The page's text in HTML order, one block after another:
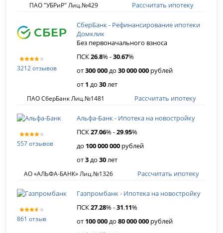
ПАО "УБРиР" Лиц.№429 Рассчитать ипотеку
3212 отзывов
СберБанк - Рефинансирование ипотеки
Домклик
Без первоначального взноса
ПСК26.8% -30.67%
от300 000до30 000 000 рублей
от 1 до30лет
ПАО СберБанк Лиц.№1481 Рассчитать ипотеку
557 отзывов
Альфа-Банк - Ипотека на новостройку
ПСК27.06% -29.95%
до 100 000 000 рублей
от3до30лет
АО «АЛЬФА-БАНК» Лиц.№1326 Рассчитать ипотеку
861 отзыв
Газпромбанк - Ипотека на новостройку
ПСК27.28% -31.11%
от 100 000до80 000 000 рублей